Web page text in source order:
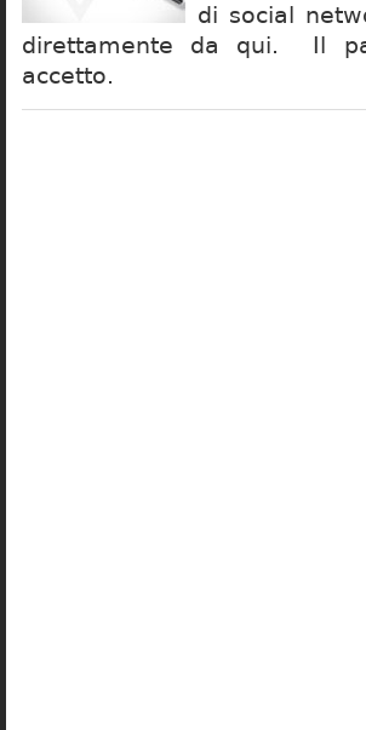
di social
direttamente da qui. Il
accetto.